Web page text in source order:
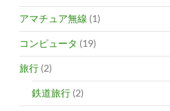
アマチュア無線 (1)
コンピュータ (19)
旅行 (2)
鉄道旅行 (2)